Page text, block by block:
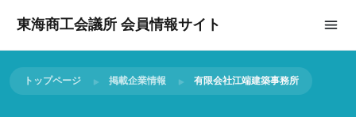
東海商工会議所 会員情報サイト
トップページ 掲載企業情報 有限会社江端建築事務所